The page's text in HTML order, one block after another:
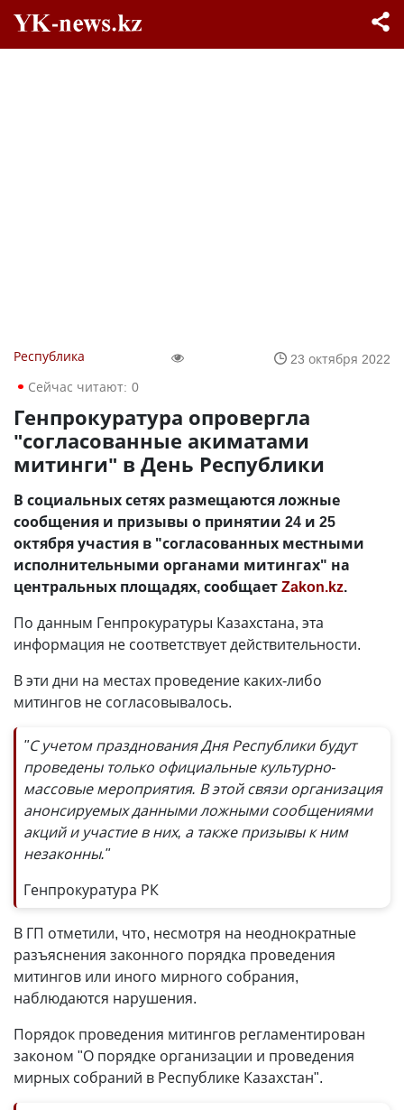
Республика
23 октября 2022
Сейчас читают: 0
Генпрокуратура опровергла
"согласованные акиматами
митинги" в День Республики
В социальных сетях размещаются ложные
сообщения и призывы о принятии 24 и 25
октября участия в "согласованных местными
исполнительными органами митингах" на
центральных площадях, сообщаетZakon.kz.
По данным Генпрокуратуры Казахстана, эта
информация не соответствует действительности.
В эти дни на местах проведение каких-либо
митингов не согласовывалось.
"С учетом празднования Дня Республики будут
проведены только официальные культурно-
массовые мероприятия. В этой связи организация
анонсируемых данными ложными сообщениями
акций и участие в них, а также призывы к ним
незаконны."
Генпрокуратура РК
В ГП отметили, что, несмотря на неоднократные
разъяснения законного порядка проведения
митингов или иного мирного собрания,
наблюдаются нарушения.
Порядок проведения митингов регламентирован
законом "О порядке организации и проведения
мирных собраний в Республике Казахстан".